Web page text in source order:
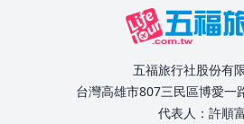
五福旅行社股份有
台灣高雄市807三民區博愛一
代表人：許順